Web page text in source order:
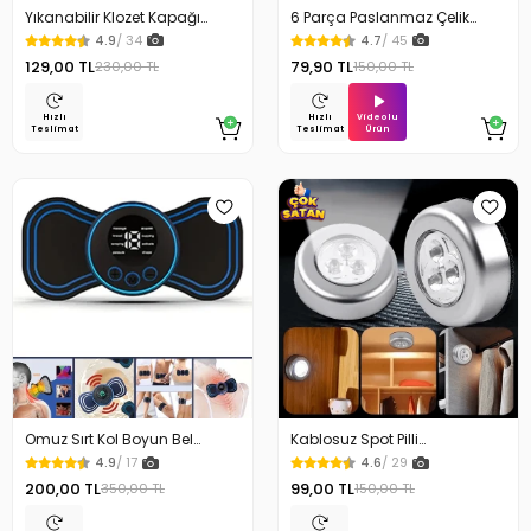
Yıkanabilir Klozet Kapağı
Süngeri Su Geçirmez
4.9/ 34
129,00 TL230,00 TL
Hızlı
Teslimat
6 Parça Paslanmaz Çelik
Kulak Temizleme Seti
4.7/ 45
79,90 TL150,00 TL
Hızlı
Teslimat
Videolu
Ürün
Omuz Sırt Kol Boyun Bel
Kelebek Masaj Aleti
4.9/ 17
200,00 TL350,00 TL
Kablosuz Spot Pilli
Dokunmatik Led Lamba
4.6/ 29
99,00 TL150,00 TL